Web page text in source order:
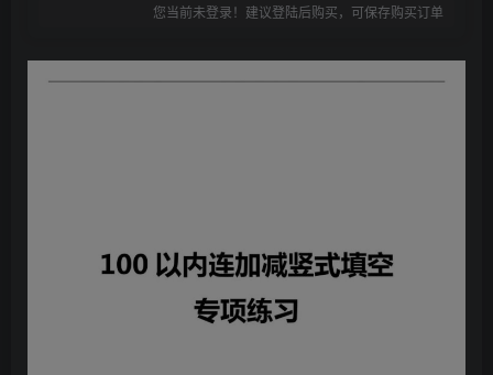
您当前未登录！建议登陆后购买，可保存购买订单